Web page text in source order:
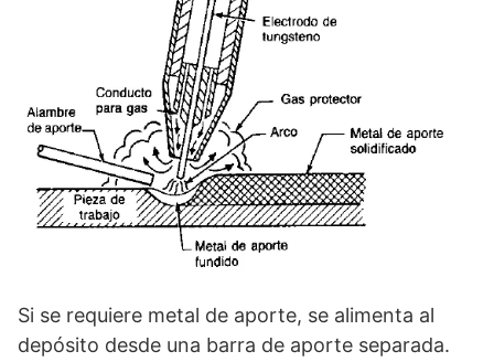
Si se requiere metal de aporte, se alimenta al
depósito desde una barra de aporte separada.